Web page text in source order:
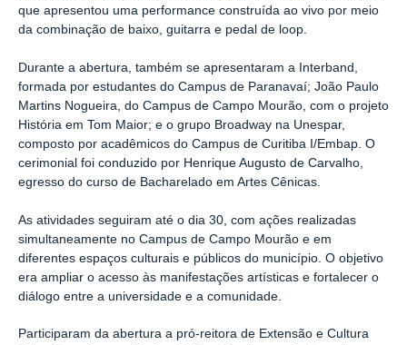
que apresentou uma performance construída ao vivo por meio
da combinação de baixo, guitarra e pedal de loop.
Durante a abertura, também se apresentaram a Interband,
formada por estudantes do Campus de Paranavaí; João Paulo
Martins Nogueira, do Campus de Campo Mourão, com o projeto
História em Tom Maior; e o grupo Broadway na Unespar,
composto por acadêmicos do Campus de Curitiba I/Embap. O
cerimonial foi conduzido por Henrique Augusto de Carvalho,
egresso do curso de Bacharelado em Artes Cênicas.
As atividades seguiram até o dia 30, com ações realizadas
simultaneamente no Campus de Campo Mourão e em
diferentes espaços culturais e públicos do município. O objetivo
era ampliar o acesso às manifestações artísticas e fortalecer o
diálogo entre a universidade e a comunidade.
Participaram da abertura a pró-reitora de Extensão e Cultura